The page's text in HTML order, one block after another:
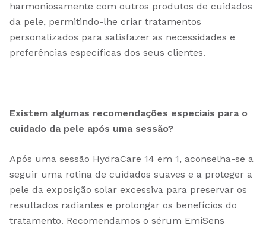
harmoniosamente com outros produtos de cuidados
da pele, permitindo-lhe criar tratamentos
personalizados para satisfazer as necessidades e
preferências específicas dos seus clientes.
Existem algumas recomendações especiais para o
cuidado da pele após uma sessão?
Após uma sessão HydraCare 14 em 1, aconselha-se a
seguir uma rotina de cuidados suaves e a proteger a
pele da exposição solar excessiva para preservar os
resultados radiantes e prolongar os benefícios do
tratamento. Recomendamos o sérum EmiSens